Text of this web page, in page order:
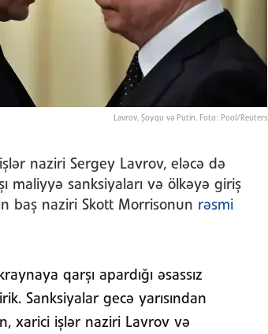
Lavrov, Şoyqu və Putin. Foto: Pool/Reuters
naziri Sergey Lavrov, eləcə də
maliyyə sanksiyaları və ölkəyə giriş
baş naziri Skott Morrisonun rəsmi
qarşı apardığı əsassız
Sanksiyalar gecə yarısından
xarici işlər naziri Lavrov və